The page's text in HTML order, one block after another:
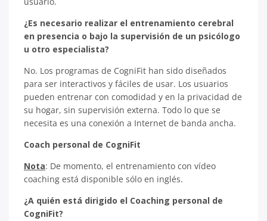
¿Es necesario realizar el entrenamiento cerebral
en presencia o bajo la supervisión de un psicólogo
u otro especialista?
No. Los programas de CogniFit han sido diseñados
para ser interactivos y fáciles de usar. Los usuarios
pueden entrenar con comodidad y en la privacidad de
su hogar, sin supervisión externa. Todo lo que se
necesita es una conexión a Internet de banda ancha.
Coach personal de CogniFit
Nota: De momento, el entrenamiento con vídeo
coaching está disponible sólo en inglés.
¿A quién está dirigido el Coaching personal de
CogniFit?